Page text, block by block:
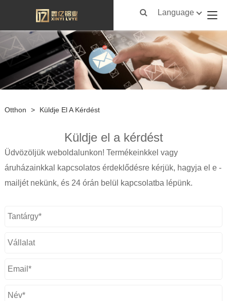
Language
Otthon > Küldje El A Kérdést
Küldje el a kérdést
Üdvözöljük weboldalunkon! Termékeinkkel vagy
áruházainkkal kapcsolatos érdeklődésre kérjük, hagyja el e -
mailjét nekünk, és 24 órán belül kapcsolatba lépünk.